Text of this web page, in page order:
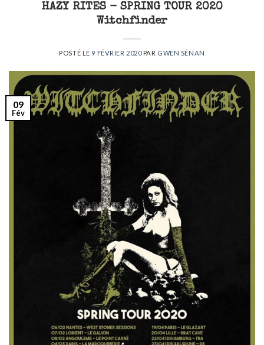
HAZY RITES - SPRING TOUR 2020
Witchfinder
POSTÉ LE 9 FÉVRIER 2020PAR GWEN SÉNAN
09
Fév